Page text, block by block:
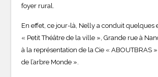
foyer rural.
En effet, ce jour-là, Nelly a conduit quelques
« Petit Théâtre de la ville », Grande rue à
à la représentation de la Cie « ABOUTBRAS
de l’arbre Monde ».